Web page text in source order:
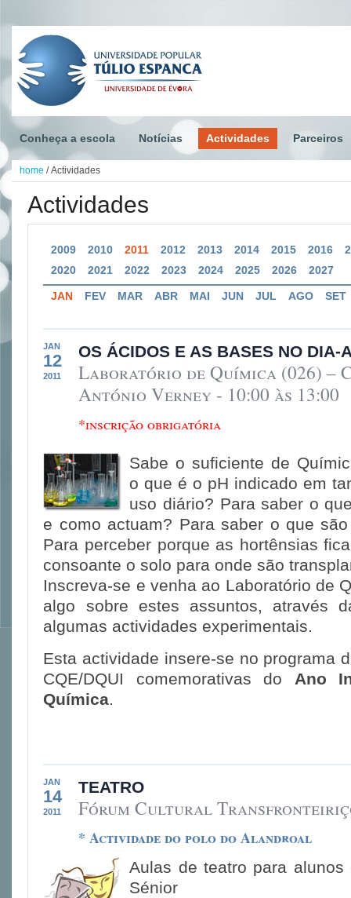
Conheça a escola Notícias Actividades Parceiros
home / Actividades
Actividades
2009 2010 2011 2012 2013 2014 2015 2016
2020
2021 2022 2023 2024 2025 2026 2027
JAN FEV MAR ABR MAI JUN JUL AGO SET
JAN
12
2011
OS ÁCIDOS E AS BASES NO DIA-
Laboratório de Química (026) –
António Verney - 10:00 às 13:00
*inscrição obrigatória
Sabe o suficiente de
o que é o pH indicado em
uso diário? Para saber o
e como actuam? Para saber o que
Para perceber porque as hortênsias
consoante o solo para onde são
Inscreva-se e venha ao Laboratório de
algo sobre estes assuntos, através
algumas actividades experimentais.
Esta actividade insere-se no programa
CQE/DQUI comemorativas do Ano
Química.
JAN
14
2011
TEATRO
Fórum Cultural
* Actividade do polo do Alandroal
Aulas de teatro para alunos
Sénior